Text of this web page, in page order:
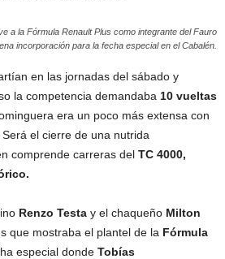
a la Fórmula Renault Plus como integrante del Fauro
incorporación para la fecha especial en el Cabalén.
en las jornadas del sábado y
la competencia demandaba 10 vueltas
era un poco más extensa con
. Será el cierre de una nutrida
comprende carreras del TC 4000,
Renzo Testa y el chaqueño Milton
que mostraba el plantel de la Fórmula
especial donde Tobías